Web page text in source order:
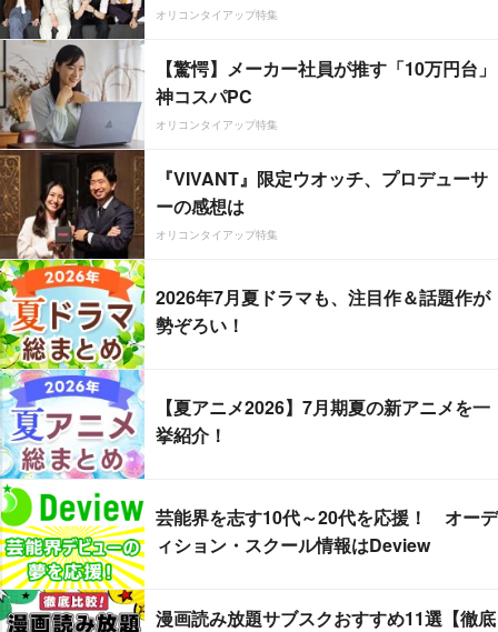
オリコンタイアップ特集
【驚愕】メーカー社員が推す「10万円台」
神コスパPC
オリコンタイアップ特集
『VIVANT』限定ウオッチ、プロデューサ
ーの感想は
オリコンタイアップ特集
2026年7月夏ドラマも、注目作＆話題作が
勢ぞろい！
【夏アニメ2026】7月期夏の新アニメを一
挙紹介！
芸能界を志す10代～20代を応援！ オーデ
ィション・スクール情報はDeview
漫画読み放題サブスクおすすめ11選【徹底